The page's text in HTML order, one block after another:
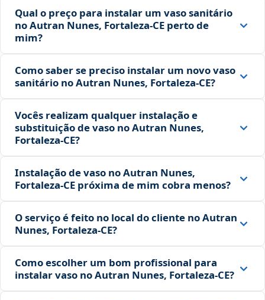
Qual o preço para instalar um vaso sanitário
no Autran Nunes, Fortaleza‑CE perto de
mim?
Como saber se preciso instalar um novo vaso
sanitário no Autran Nunes, Fortaleza‑CE?
Vocês realizam qualquer instalação e
substituição de vaso no Autran Nunes,
Fortaleza‑CE?
Instalação de vaso no Autran Nunes,
Fortaleza‑CE próxima de mim cobra menos?
O serviço é feito no local do cliente no Autran
Nunes, Fortaleza‑CE?
Como escolher um bom profissional para
instalar vaso no Autran Nunes, Fortaleza‑CE?